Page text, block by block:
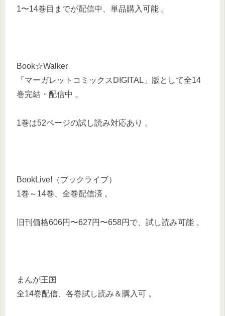
1〜14巻目までが配信中、単品購入可能 。
Book☆Walker
「マーガレットコミックスDIGITAL」版として全14
巻完結・配信中 。
1巻は52ページの試し読み対応あり 。
BookLive!（ブックライブ）
1巻～14巻、全巻配信済 。
旧刊価格606円〜627円〜658円で、試し読み可能 。
まんが王国
全14巻配信、各巻試し読み＆購入可 。